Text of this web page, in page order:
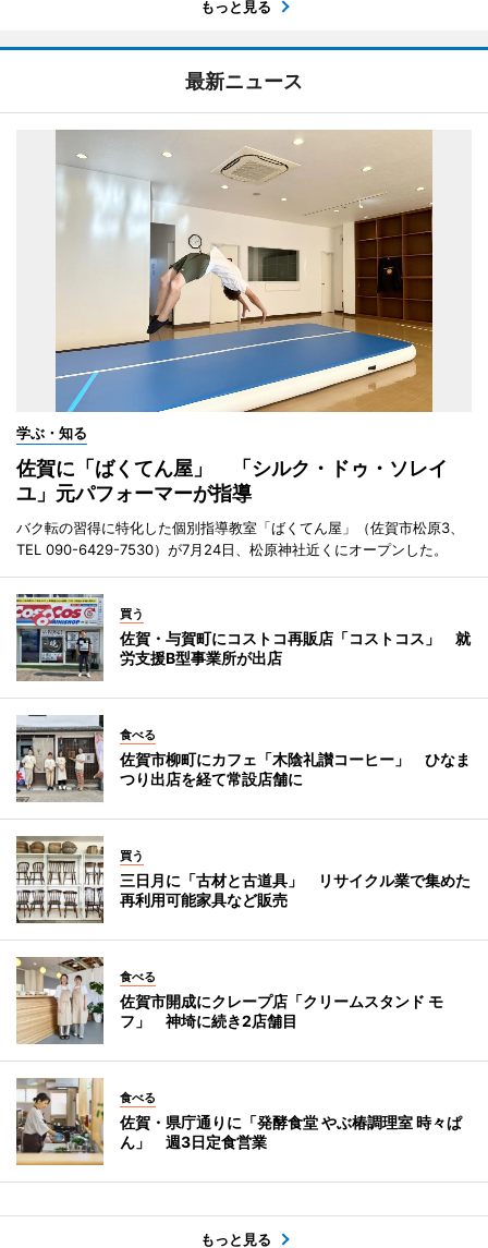
もっと見る
最新ニュース
学ぶ・知る
佐賀に「ばくてん屋」 「シルク・ドゥ・ソレイ
ユ」元パフォーマーが指導
バク転の習得に特化した個別指導教室「ばくてん屋」（佐賀市松原3、
TEL 090-6429-7530）が7月24日、松原神社近くにオープンした。
買う
佐賀・与賀町にコストコ再販店「コストコス」 就
労支援B型事業所が出店
食べる
佐賀市柳町にカフェ「木陰礼讃コーヒー」 ひなま
つり出店を経て常設店舗に
買う
三日月に「古材と古道具」 リサイクル業で集めた
再利用可能家具など販売
食べる
佐賀市開成にクレープ店「クリームスタンド モ
フ」 神埼に続き2店舗目
食べる
佐賀・県庁通りに「発酵食堂 やぶ椿調理室 時々ぱ
ん」 週3日定食営業
もっと見る